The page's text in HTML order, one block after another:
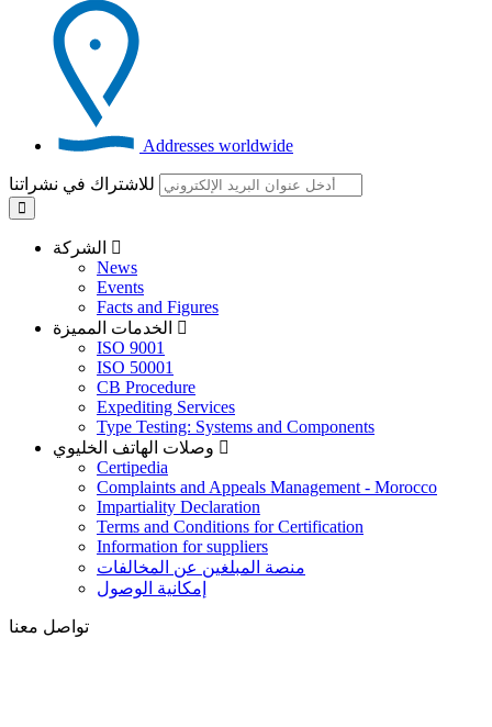
Addresses worldwide
News
Events
Facts and Figures
ISO 9001
ISO 50001
CB Procedure
Expediting Services
Type Testing: Systems and Components
Certipedia
Complaints and Appeals Management - Morocco
Impartiality Declaration
Terms and Conditions for Certification
Information for suppliers
منصة المبلغين عن المخالفات
إمكانية الوصول
تواصل معنا